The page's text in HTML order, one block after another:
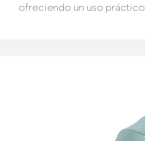
ofreciendo un uso